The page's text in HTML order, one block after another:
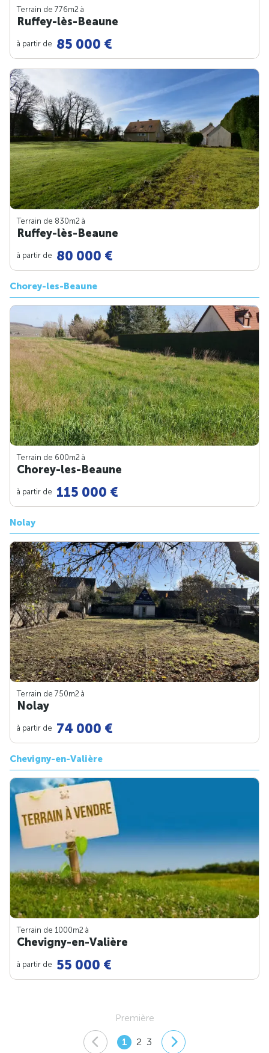
Terrain de 776m2 à
Ruffey-lès-Beaune
à partir de 85 000 €
Terrain de 830m2 à
Ruffey-lès-Beaune
à partir de 80 000 €
Chorey-les-Beaune
Terrain de 600m2 à
Chorey-les-Beaune
à partir de 115 000 €
Nolay
Terrain de 750m2 à
Nolay
à partir de 74 000 €
Chevigny-en-Valière
Terrain de 1000m2 à
Chevigny-en-Valière
à partir de 55 000 €
Première
1 2 3